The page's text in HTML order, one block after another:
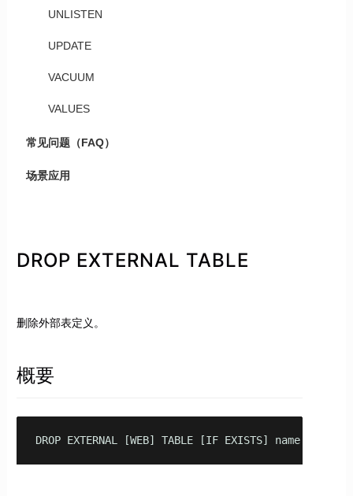
UNLISTEN
UPDATE
VACUUM
VALUES
常见问题（FAQ）
场景应用
DROP EXTERNAL TABLE
删除外部表定义。
概要
DROP EXTERNAL [WEB] TABLE [IF EXISTS] name